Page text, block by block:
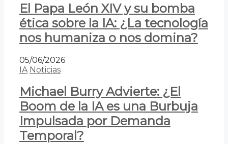
El Papa León XIV y su bomba
ética sobre la IA: ¿La tecnología
nos humaniza o nos domina?
05/06/2026
IA Noticias
Michael Burry Advierte: ¿El
Boom de la IA es una Burbuja
Impulsada por Demanda
Temporal?